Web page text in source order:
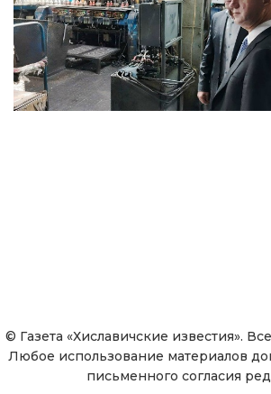
© Газета «Хиславичские известия».
Любое использование материалов
письменного согласия